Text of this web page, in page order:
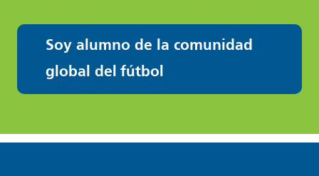
Soy alumno de la comunidad
global del fútbol